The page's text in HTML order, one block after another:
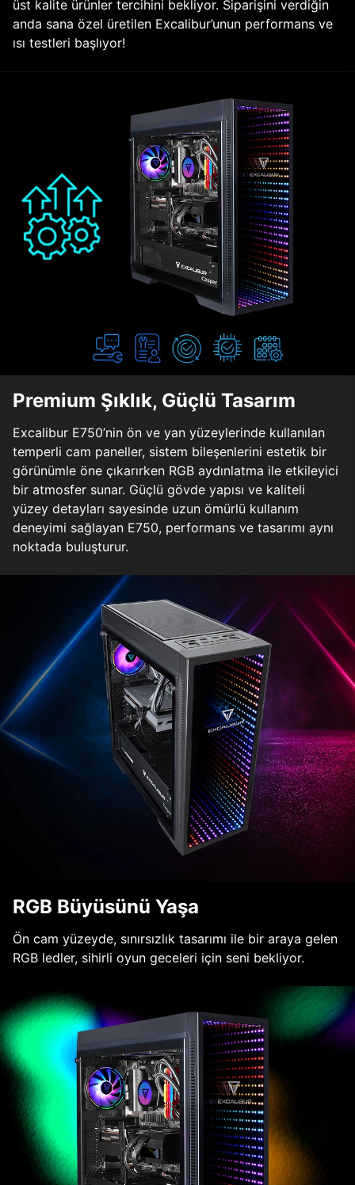
üst kalite ürünler tercihini bekliyor. Siparişini verdiğin
anda sana özel üretilen Excalibur’unun performans ve
ısı testleri başlıyor!
Premium Şıklık, Güçlü Tasarım
Excalibur E750’nin ön ve yan yüzeylerinde kullanılan
temperli cam paneller, sistem bileşenlerini estetik bir
görünümle öne çıkarırken RGB aydınlatma ile etkileyici
bir atmosfer sunar. Güçlü gövde yapısı ve kaliteli
yüzey detayları sayesinde uzun ömürlü kullanım
deneyimi sağlayan E750, performans ve tasarımı aynı
noktada buluşturur.
RGB Büyüsünü Yaşa
Ön cam yüzeyde, sınırsızlık tasarımı ile bir araya gelen
RGB ledler, sihirli oyun geceleri için seni bekliyor.